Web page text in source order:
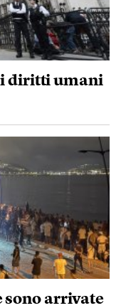
diritti umani
sono arrivate